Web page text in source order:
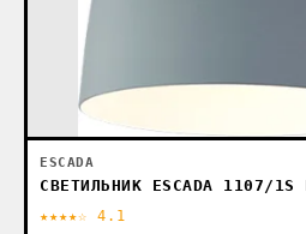
ESCADA
СВЕТИЛЬНИК ESCADA 1107/1S
★★★★☆ 4.1